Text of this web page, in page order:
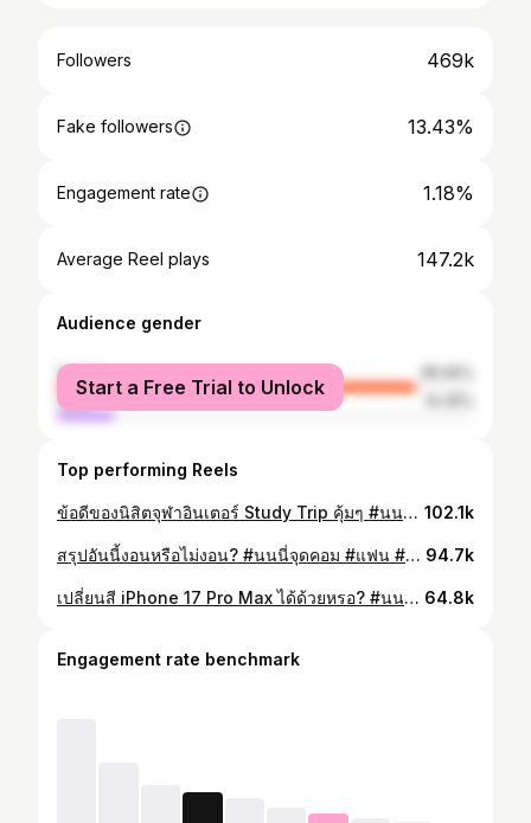
Followers 469k
Fake followers 13.43%
Engagement rate 1.18%
Average Reel plays 147.2k
Audience gender
female
male
Start a Free Trial to Unlock
Top performing Reels
ข้อดีของนิสิตจุฬาอินเตอร์ Study Trip คุ้มๆ #นนนี่จุดคอม #จุฬาลงกรณ์มหาวิทยาลัย #iscm #เที่ยวกับเพื่อน #เที่ยวจีน 102.1k
สรุปอันนี้งอนหรือไม่งอน? #นนนี่จุดคอม #แฟน #งอน #แกล้งแฟน 94.7k
เปลี่ยนสี iPhone 17 Pro Max ได้ด้วยหรอ? #นนนี่จุดคอม #iphone17promax #iphonewrap #ไอโฟน17 #ไอโฟน 64.8k
Engagement rate benchmark